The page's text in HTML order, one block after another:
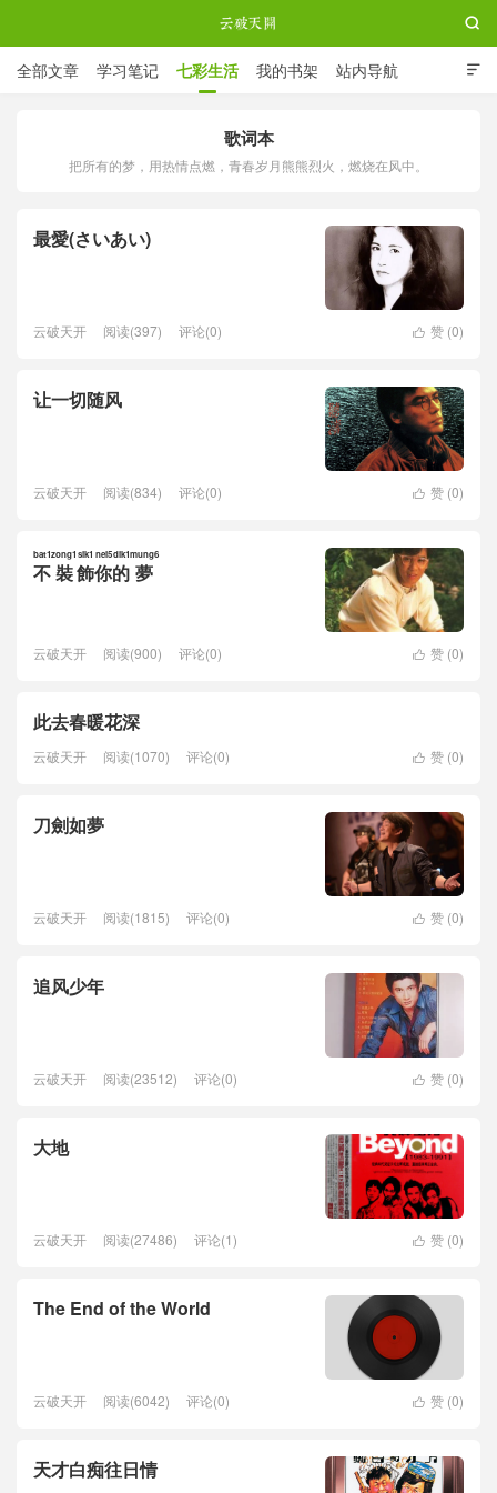
云破天开

全部文章 学习笔记 七彩生活 我的书架 站内导航

歌词本
把所有的梦，用热情点燃，青春岁月熊熊烈火，燃烧在风中。
最愛(さいあい)
 赞 (0)
云破天开 阅读(397) 评论(0)
让一切随风
 赞 (0)
云破天开 阅读(834) 评论(0)
不
bat1
裝
zong1
飾
sik1
你
nei5
的
dik1
夢
mung6
 赞 (0)
云破天开 阅读(900) 评论(0)
此去春暖花深
 赞 (0)
云破天开 阅读(1070) 评论(0)
刀劍如夢
 赞 (0)
云破天开 阅读(1815) 评论(0)
追风少年
 赞 (0)
云破天开 阅读(23512) 评论(0)
大地
 赞 (0)
云破天开 阅读(27486) 评论(1)
The End of the World
 赞 (0)
云破天开 阅读(6042) 评论(0)
天才白痴往日情